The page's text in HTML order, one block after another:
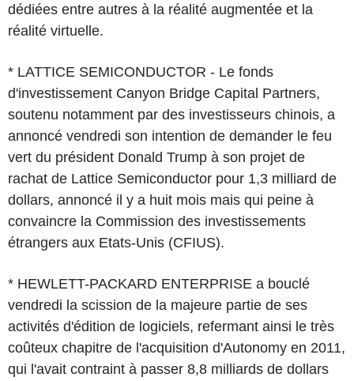
dédiées entre autres à la réalité augmentée et la
réalité virtuelle.
* LATTICE SEMICONDUCTOR - Le fonds
d'investissement Canyon Bridge Capital Partners,
soutenu notamment par des investisseurs chinois, a
annoncé vendredi son intention de demander le feu
vert du président Donald Trump à son projet de
rachat de Lattice Semiconductor pour 1,3 milliard de
dollars, annoncé il y a huit mois mais qui peine à
convaincre la Commission des investissements
étrangers aux Etats-Unis (CFIUS).
* HEWLETT-PACKARD ENTERPRISE a bouclé
vendredi la scission de la majeure partie de ses
activités d'édition de logiciels, refermant ainsi le très
coûteux chapitre de l'acquisition d'Autonomy en 2011,
qui l'avait contraint à passer 8,8 milliards de dollars